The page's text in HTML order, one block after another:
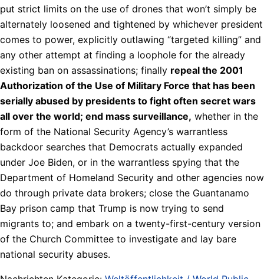
put strict limits on the use of drones that won’t simply be
alternately loosened and tightened by whichever president
comes to power, explicitly outlawing “targeted killing” and
any other attempt at finding a loophole for the already
existing ban on assassinations; finally repeal the 2001
Authorization of the Use of Military Force that has been
serially abused by presidents to fight often secret wars
all over the world; end mass surveillance, whether in the
form of the National Security Agency’s warrantless
backdoor searches that Democrats actually expanded
under Joe Biden, or in the warrantless spying that the
Department of Homeland Security and other agencies now
do through private data brokers; close the Guantanamo
Bay prison camp that Trump is now trying to send
migrants to; and embark on a twenty-first-century version
of the Church Committee to investigate and lay bare
national security abuses.